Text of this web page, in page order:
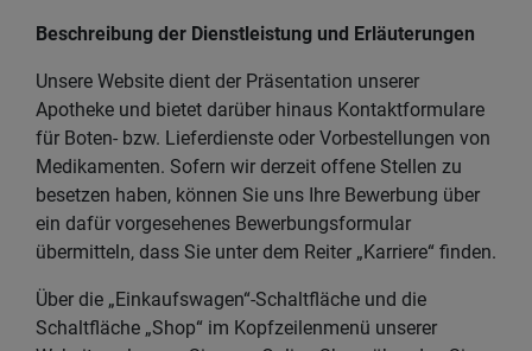
Beschreibung der Dienstleistung und Erläuterungen
Unsere Website dient der Präsentation unserer
Apotheke und bietet darüber hinaus Kontaktformulare
für Boten- bzw. Lieferdienste oder Vorbestellungen von
Medikamenten. Sofern wir derzeit offene Stellen zu
besetzen haben, können Sie uns Ihre Bewerbung über
ein dafür vorgesehenes Bewerbungsformular
übermitteln, dass Sie unter dem Reiter „Karriere“ finden.
Über die „Einkaufswagen“-Schaltfläche und die
Schaltfläche „Shop“ im Kopfzeilenmenü unserer